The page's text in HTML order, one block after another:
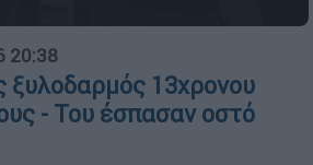
20:38
ξυλοδαρμός 13χρονου
- Του έσπασαν οστό